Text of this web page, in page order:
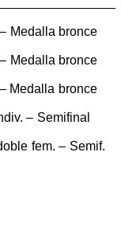
bronce
bronce
Medalla bronce
– Semifinal
fem. – Semif.